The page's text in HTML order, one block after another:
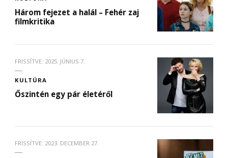
Három fejezet a halál – Fehér zaj
filmkritika
FRISSÍTVE: 2025. JÚNIUS 7.
KULTÚRA
Őszintén egy pár életéről
FRISSÍTVE: 2023. DECEMBER 27.